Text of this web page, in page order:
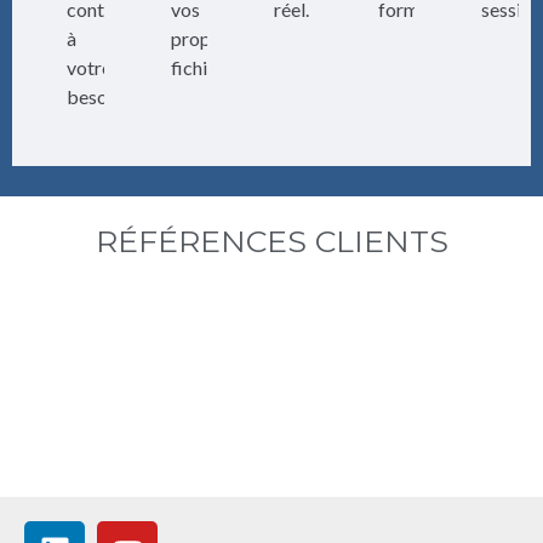
contenu
à
votre
besoin.
vos
propres
fichiers.
réel.
formation.
RÉFÉRENCES CLIENTS